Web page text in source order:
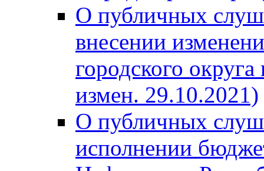
О публичных
внесении
городского
измен. 29.10.2021)
О публичных
исполнении